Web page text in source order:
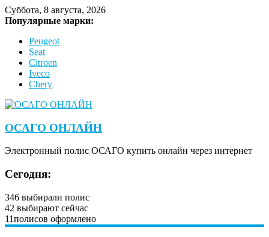
Суббота, 8 августа, 2026
Популярные марки:
Peugeot
Seat
Citroen
Iveco
Chery
ОСАГО ОНЛАЙН
Электронный полис ОСАГО купить онлайн через интернет
Сегодня:
346 выбирали полис
42 выбирают сейчас
11полисов оформлено